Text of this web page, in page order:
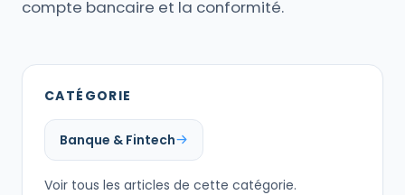
compte bancaire et la conformité.
CATÉGORIE
Banque & Fintech
Voir tous les articles de cette catégorie.